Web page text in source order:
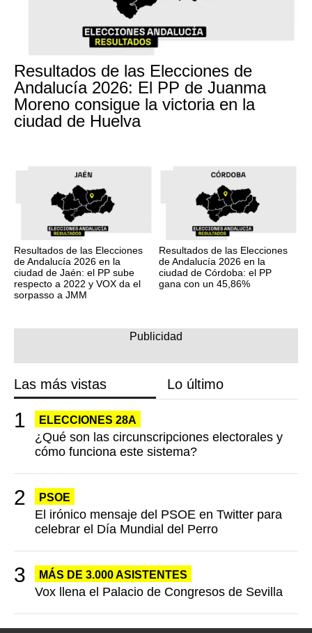
Resultados de las Elecciones de
Andalucía 2026: El PP de Juanma
Moreno consigue la victoria en la
ciudad de Huelva
Resultados de las Elecciones
de Andalucía 2026 en la
ciudad de Jaén: el PP sube
respecto a 2022 y VOX da el
sorpasso a JMM
Resultados de las Elecciones
de Andalucía 2026 en la
ciudad de Córdoba: el PP
gana con un 45,86%
Las más vistas Lo último
ELECCIONES 28A
¿Qué son las circunscripciones electorales y
cómo funciona este sistema?
PSOE
El irónico mensaje del PSOE en Twitter para
celebrar el Día Mundial del Perro
MÁS DE 3.000 ASISTENTES
Vox llena el Palacio de Congresos de Sevilla